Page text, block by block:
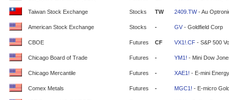
Taiwan Stock Exchange Stocks TW 2409.TW- Au
American Stock Exchange Stocks - GV - Goldfield Corp
CBOE Futures CF VX1!.CF - S&P 500
Chicago Board of Trade Futures - YM1! - Mini Dow
Chicago Mercantile Futures - XAE1! - E-mini
Comex Metals Futures - MGC1! - E-micro